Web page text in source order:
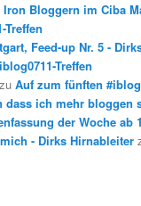
Iron Bloggern im Ciba
Treffen
Feed-up Nr. 5 -
Treffen
zuAuf zum fünften
dass ich mehr bloggen
der Woche ab
- Dirks Hirnableiter